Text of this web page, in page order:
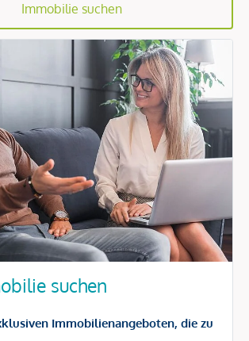
Immobilie suchen
suchen
Immobilienangeboten, die zu